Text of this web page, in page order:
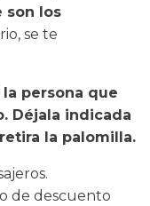
son los
se te
persona que
Déjala indicada
la palomilla.
de descuento